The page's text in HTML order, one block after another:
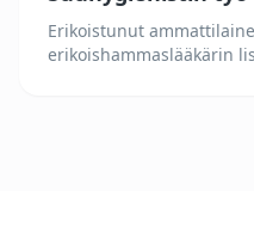
Erikoistunut
erikoishammaslääkärin